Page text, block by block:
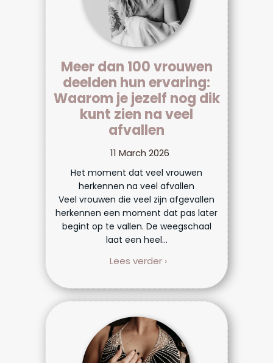
Meer dan 100 vrouwen
deelden hun ervaring:
Waarom je jezelf nog dik
kunt zien na veel
afvallen
11 March 2026
Het moment dat veel vrouwen
herkennen na veel afvallen
Veel vrouwen die veel zijn afgevallen
herkennen een moment dat pas later
begint op te vallen. De weegschaal
laat een heel...
Lees verder ›